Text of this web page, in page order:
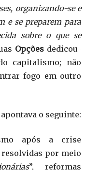
organizando-se e
e se preparem para
sobre o que se
Opções dedicou-
capitalismo; não
fogo em outro
o seguinte:
após a crise
resolvidas por meio
”, reformas